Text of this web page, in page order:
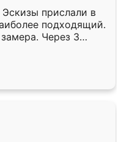
Эскизы прислали в
подходящий.
Через 3
Остались
Ренессанс
работу!